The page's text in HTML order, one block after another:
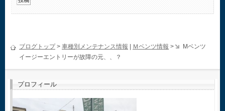
ブログトップ> 車種別メンテナンス情報 Ｍベンツ情報 >
Mベンツ
イージーエントリーが故障の元、、？
プロフィール